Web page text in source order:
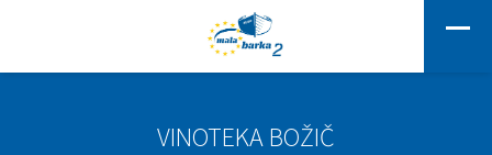
VINOTEKA BOŽIČ